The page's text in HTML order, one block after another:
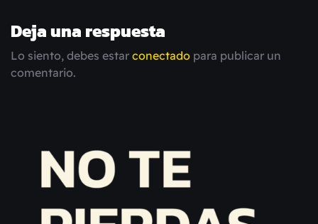
Deja una respuesta
Lo siento, debes estar conectado para publicar un
comentario.